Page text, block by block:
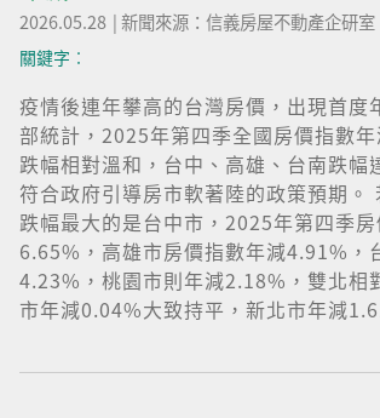
2026.05.28 |新聞來源：信義房屋不動產企研室
關鍵字︰
疫情後連年攀高的台灣房價，出現首度
部統計，2025年第四季全國房價指數
跌幅相對溫和，台中、高雄、台南跌幅
符合政府引導房市軟著陸的政策預期。
跌幅最大的是台中市，2025年第四季
6.65%，高雄市房價指數年減4.91%，
4.23%，桃園市則年減2.18%，雙北相
市年減0.04%大致持平，新北市年減